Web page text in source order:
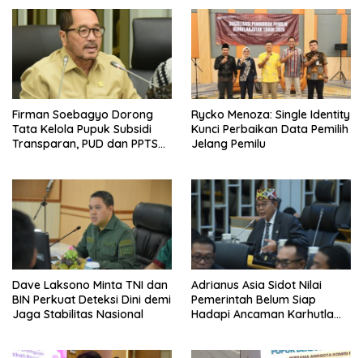
Firman Soebagyo Dorong
Tata Kelola Pupuk Subsidi
Transparan, PUD dan PPTS
Rycko Menoza: Single Identity
Kunci Perbaikan Data Pemilih
Jelang Pemilu
Dave Laksono Minta TNI dan
BIN Perkuat Deteksi Dini demi
Jaga Stabilitas Nasional
Adrianus Asia Sidot Nilai
Pemerintah Belum Siap
Hadapi Ancaman Karhutla